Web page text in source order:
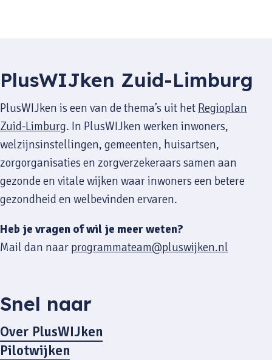
PlusWIJken Zuid-Limburg
PlusWIJken is een van de thema’s uit het Regioplan
Zuid-Limburg. In PlusWIJken werken inwoners,
welzijnsinstellingen, gemeenten, huisartsen,
zorgorganisaties en zorgverzekeraars samen aan
gezonde en vitale wijken waar inwoners een betere
gezondheid en welbevinden ervaren.
Heb je vragen of wil je meer weten?
Mail dan naar programmateam@pluswijken.nl
Snel naar
Over PlusWIJken
Pilotwijken